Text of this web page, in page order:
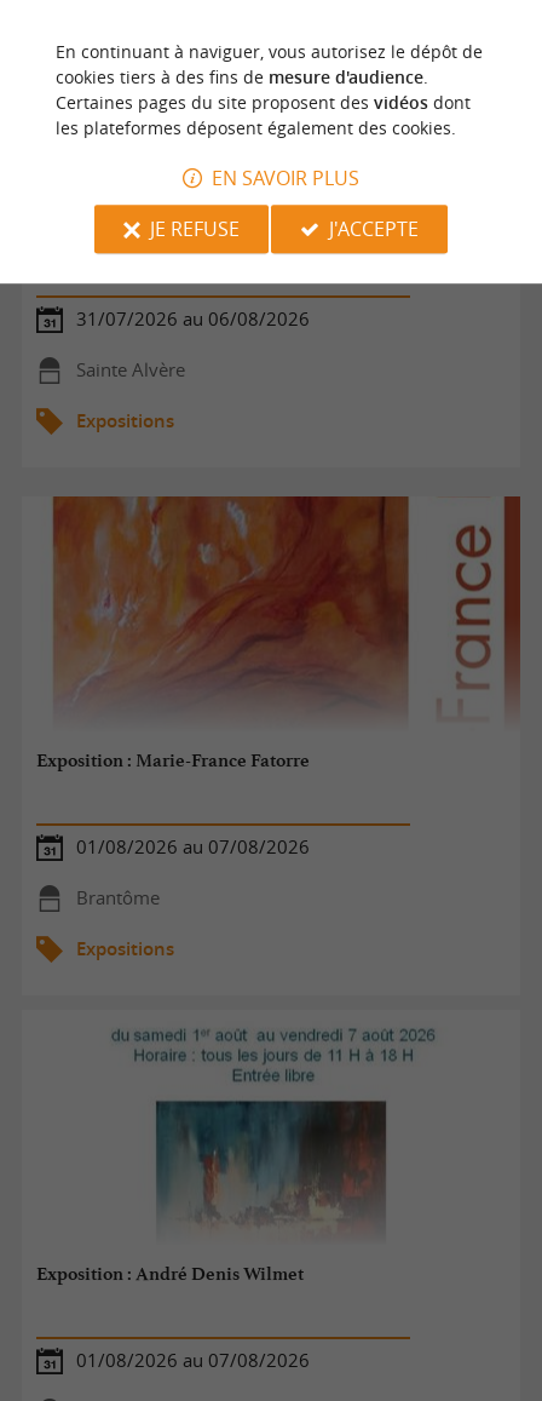
Exposition peintures de Els Bulsink
31/07/2026 au 06/08/2026
Sainte Alvère
Expositions
Exposition : Marie-France Fatorre
01/08/2026 au 07/08/2026
Brantôme
Expositions
Exposition : André Denis Wilmet
01/08/2026 au 07/08/2026
En continuant à naviguer, vous autorisez le dépôt de
cookies tiers à des fins de mesure d'audience.
Certaines pages du site proposent des vidéosdont
les plateformes déposent également des cookies.
EN SAVOIR PLUS
JE REFUSE
J'ACCEPTE